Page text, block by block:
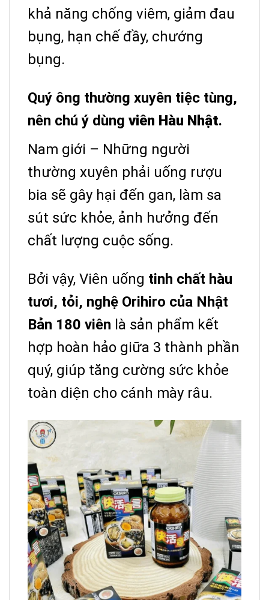
khả năng chống viêm, giảm đau
bụng, hạn chế đầy, chướng
bụng.
Quý ông thường xuyên tiệc tùng,
nên chú ý dùng viên Hàu Nhật.
Nam giới – Những người
thường xuyên phải uống rượu
bia sẽ gây hại đến gan, làm sa
sút sức khỏe, ảnh hưởng đến
chất lượng cuộc sống.
Bởi vậy, Viên uống tinh chất hàu
tươi, tỏi, nghệ Orihiro của Nhật
Bản 180 viên là sản phẩm kết
hợp hoàn hảo giữa 3 thành phần
quý, giúp tăng cường sức khỏe
toàn diện cho cánh mày râu.